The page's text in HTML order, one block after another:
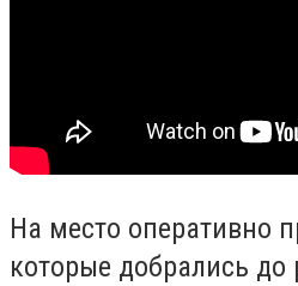
На место оперативно
которые добрались до